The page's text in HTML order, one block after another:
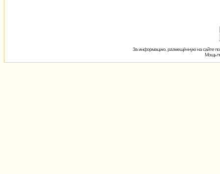
За информацию, размещённую на сайте
Мощь